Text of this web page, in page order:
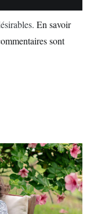
En savoir
sont